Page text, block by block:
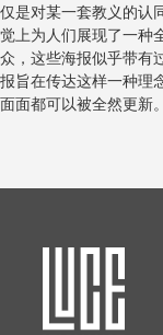
是对某一套教义的认
上为人们展现了一种
，这些海报似乎带有
旨在传达这样一种理
面都可以被全然更新。